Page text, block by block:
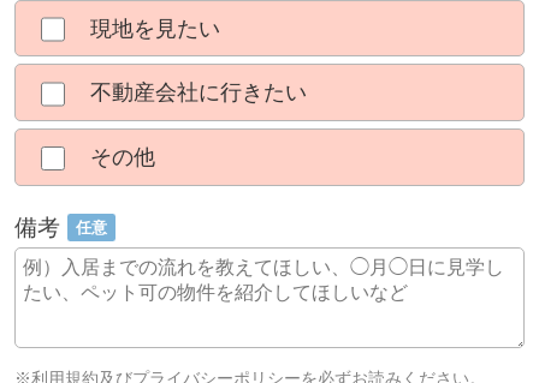
現地を見たい
不動産会社に行きたい
その他
備考 任意
※利用規約及びプライバシーポリシーを必ずお読みください。